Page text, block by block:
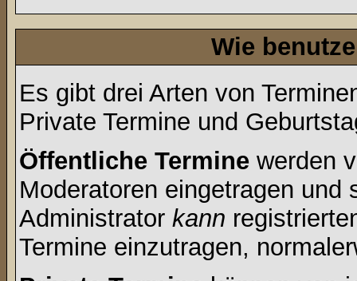
Wie
Es gibt drei Arten von
Private Termine und
Öffentliche Termine werden
Moderatoren eingetragen und
Administrator kann
Termine einzutragen,